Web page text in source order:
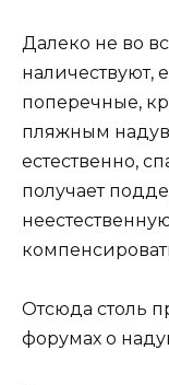
Далеко не во
наличествуют,
поперечные,
пляжным
естественно,
получает
Отсюда столь
форумах о